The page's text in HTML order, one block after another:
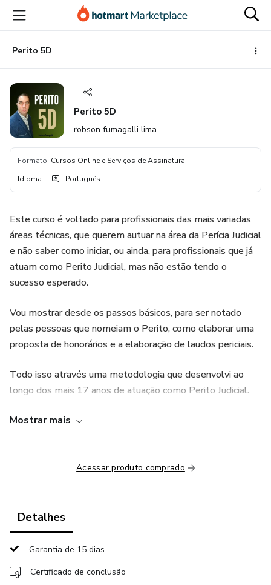
para
conteúdo
principal
para
pagamento
para
rodapéPerito 5D
Perito 5D
robson fumagalli lima
Formato: Cursos Online e Serviços de Assinatura
Idioma: Português
Este curso é voltado para profissionais das mais variadas
áreas técnicas, que querem autuar na área da Perícia Judicial
e não saber como iniciar, ou ainda, para profissionais que já
atuam como Perito Judicial, mas não estão tendo o
sucesso esperado.
Vou mostrar desde os passos básicos, para ser notado
pelas pessoas que nomeiam o Perito, como elaborar uma
proposta de honorários e a elaboração de laudos periciais.
Todo isso através uma metodologia que desenvolvi ao
longo dos mais 17 anos de atuação como Perito Judicial.
Serão apresentados exemplos reais de casos em que
honorários, respostas a quesitos, contestações e entrega
Mostrar mais
Acessar produto comprado
Detalhes
Garantia de 15 dias
Certificado de conclusão